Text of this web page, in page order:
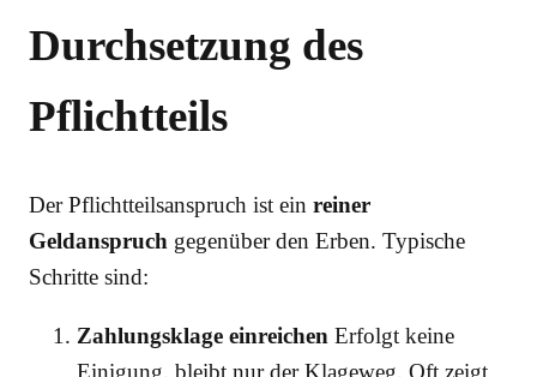
Durchsetzung des
Pflichtteils
Der Pflichtteilsanspruch ist ein reiner
Geldanspruch gegenüber den Erben. Typische
Schritte sind:
Zahlungsklage einreichen Erfolgt keine